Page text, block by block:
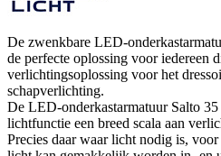
De zwenkbare LED-
de perfecte oplossing voor iedereen
verlichtingsoplossing voor het
schapverlichting.
De LED-onderkastarmatuur Salto
lichtfunctie een breed scala aan
Precies daar waar licht nodig is,